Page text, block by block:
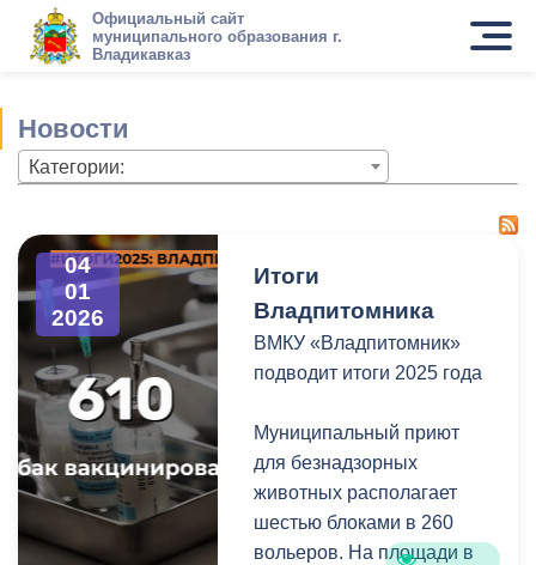
Официальный сайт
муниципального образования г.
Владикавказ
Новости
Категории:
04
01
2026
Итоги
Владпитомника
ВМКУ «Владпитомник»
подводит итоги 2025 года
Муниципальный приют
для безнадзорных
животных располагает
шестью блоками в 260
вольеров. На площади в